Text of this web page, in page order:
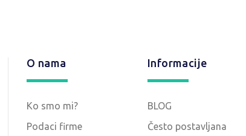
O nama
Ko smo mi?
Podaci firme
Informacije
BLOG
Često postavljana